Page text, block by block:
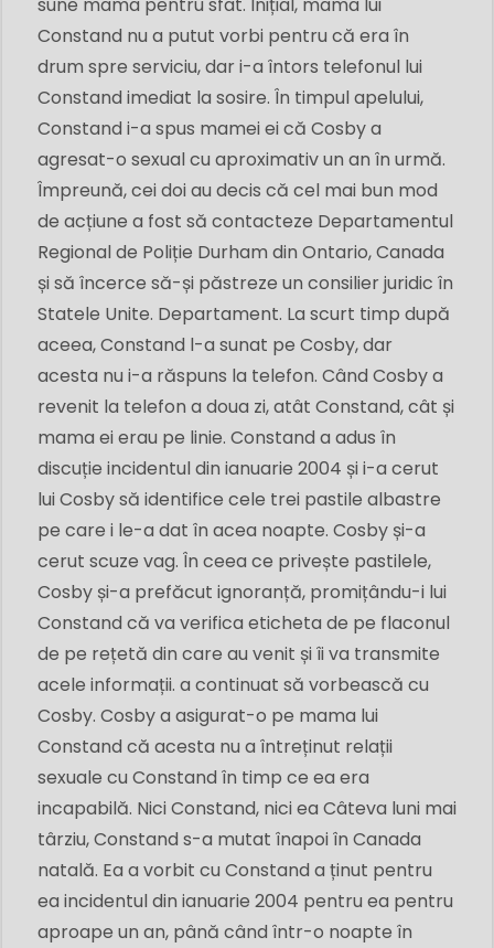
Constand nu a putut vorbi pentru că era în
drum spre serviciu, dar i-a întors telefonul lui
Constand imediat la sosire. În timpul apelului,
Constand i-a spus mamei ei că Cosby a
agresat-o sexual cu aproximativ un an în urmă.
Împreună, cei doi au decis că cel mai bun mod
de acțiune a fost să contacteze Departamentul
Regional de Poliție Durham din Ontario, Canada
și să încerce să-și păstreze un consilier juridic în
Statele Unite. Departament. La scurt timp după
aceea, Constand l-a sunat pe Cosby, dar
acesta nu i-a răspuns la telefon. Când Cosby a
revenit la telefon a doua zi, atât Constand, cât și
mama ei erau pe linie. Constand a adus în
discuție incidentul din ianuarie 2004 și i-a cerut
lui Cosby să identifice cele trei pastile albastre
pe care i le-a dat în acea noapte. Cosby și-a
cerut scuze vag. În ceea ce privește pastilele,
Cosby și-a prefăcut ignoranță, promițându-i lui
Constand că va verifica eticheta de pe flaconul
de pe rețetă din care au venit și îi va transmite
acele informații. a continuat să vorbească cu
Cosby. Cosby a asigurat-o pe mama lui
Constand că acesta nu a întreținut relații
sexuale cu Constand în timp ce ea era
incapabilă. Nici Constand, nici ea Câteva luni mai
târziu, Constand s-a mutat înapoi în Canada
natală. Ea a vorbit cu Constand a ținut pentru
ea incidentul din ianuarie 2004 pentru ea pentru
aproape un an, până când într-o noapte în